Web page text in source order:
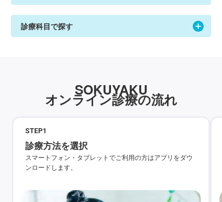
診療科目で探す
SOKUYAKU
オンライン診療の流れ
STEP1
診療方法を選択
スマートフォン・タブレットでご利用の方はアプリをダウ
ンロードします。